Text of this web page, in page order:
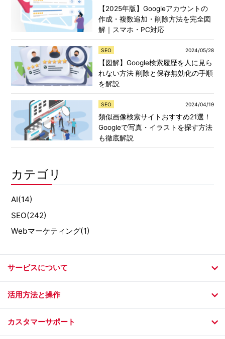
【2025年版】Googleアカウントの
作成・複数追加・削除方法を完全図
解｜スマホ・PC対応
SEO 2024/05/28
【図解】Google検索履歴を人に見ら
れない方法 削除と保存無効化の手順
を解説
SEO 2024/04/19
類似画像検索サイトおすすめ21選！
Googleで写真・イラストを探す方法
も徹底解説
カテゴリ
AI(14)
SEO(242)
Webマーケティング(1)
サービスについて
活用方法と操作
カスタマーサポート